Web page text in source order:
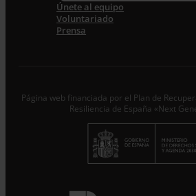
Acepto laPolítica de
Desde ENTRECULTURAS FE Y
trataremos los datos aportados en
Responsable del tratamiento con la
Únete al equipo
Voluntariado
Prensa
Página web financiada por el Plan de
Resiliencia de España «Next